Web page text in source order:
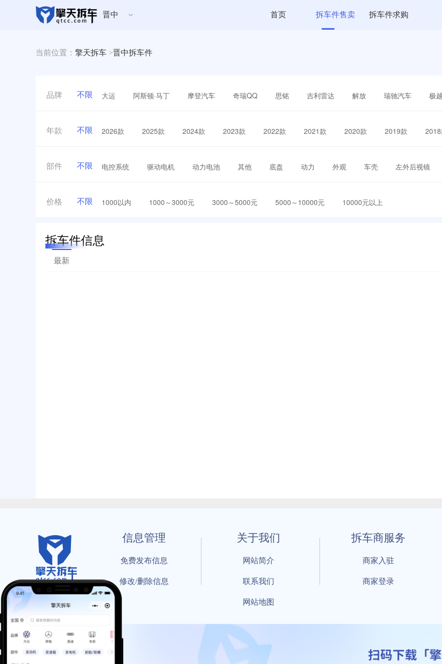
晋中 首页 拆车件售卖 拆车件求购
当前位置： 擎天拆车 >晋中拆车件
品牌 不限 大运 阿斯顿·马丁 摩登汽车 奇瑞QQ 思铭 吉利雷达 解放 瑞驰汽车 极
年款 不限 2026款 2025款 2024款 2023款 2022款 2021款 2020款 2019款
部件 不限 电控系统 驱动电机 动力电池 其他 底盘 动力 外观 车壳 左外后视镜
价格 不限 1000以内 1000～3000元 3000～5000元 5000～10000元 10000元以上
拆车件信息
最新
信息管理
免费发布信息
修改/删除信息
关于我们
网站简介
联系我们
网站地图
拆车商服务
商家入驻
商家登录
© 2021 By 擎天拆车-买卖拆车件，擎天拆车好省快 All Rights Reserved
工信部备案号：鲁ICP备18021004号-17 公安部备案号： 鲁公网安备